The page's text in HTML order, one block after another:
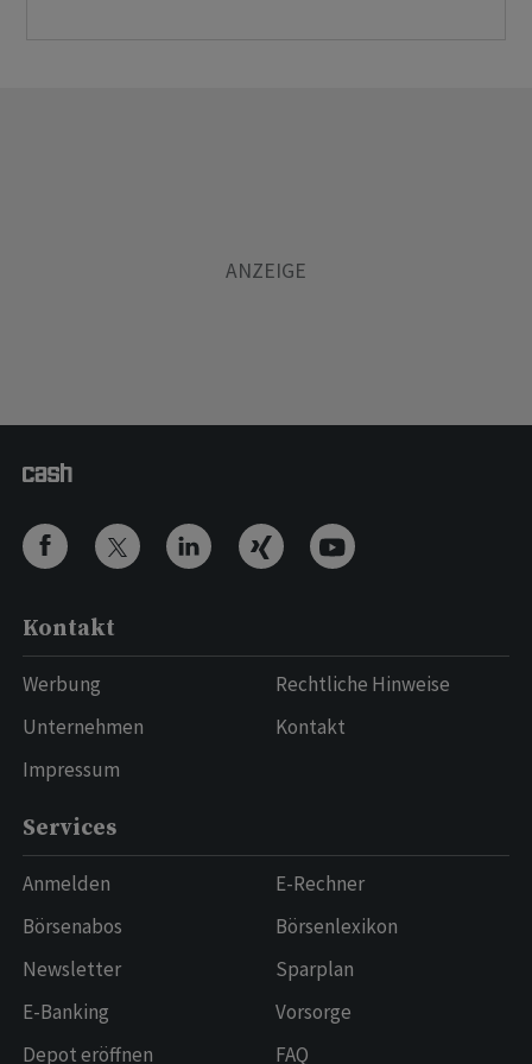
Kontakt
Werbung
Unternehmen
Impressum
Rechtliche Hinweise
Kontakt
Services
Anmelden
Börsenabos
Newsletter
E-Banking
Depot eröffnen
E-Rechner
Börsenlexikon
Sparplan
Vorsorge
FAQ